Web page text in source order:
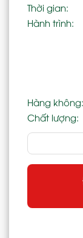
Thời gian:
Hành trình:
Hàng không:
Chất lượng: